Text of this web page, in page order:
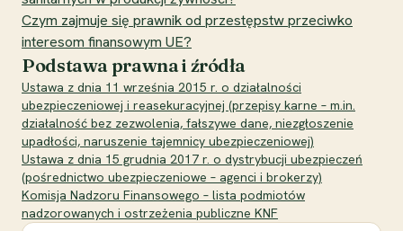
Czym zajmuje się prawnik od przestępstw przeciwko
interesom finansowym UE?
Podstawa prawna i źródła
Ustawa z dnia 11 września 2015 r. o działalności
ubezpieczeniowej i reasekuracyjnej (przepisy karne – m.in.
działalność bez zezwolenia, fałszywe dane, niezgłoszenie
upadłości, naruszenie tajemnicy ubezpieczeniowej)
Ustawa z dnia 15 grudnia 2017 r. o dystrybucji ubezpieczeń
(pośrednictwo ubezpieczeniowe – agenci i brokerzy)
Komisja Nadzoru Finansowego – lista podmiotów
nadzorowanych i ostrzeżenia publiczne KNF